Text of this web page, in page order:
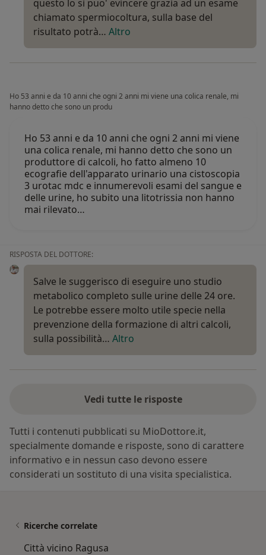
questo lo si puo' evincere grazia ad un esame
chiamato spermiocoltura, sulla base del
risultato potrà… Altro
Ho 53 anni e da 10 anni che ogni 2 anni mi viene una colica renale, mi
hanno detto che sono un produ
Ho 53 anni e da 10 anni che ogni 2 anni mi viene
una colica renale, mi hanno detto che sono un
produttore di calcoli, ho fatto almeno 10
ecografie dell'apparato urinario una cistoscopia
3 urotac mdc e innumerevoli esami del sangue e
delle urine, ho subito una litotrissia non hanno
mai rilevato…
RISPOSTA DEL DOTTORE:
Salve le suggerisco di eseguire uno studio
metabolico completo sulle urine delle 24 ore.
Le potrebbe essere molto utile specie nella
prevenzione della formazione di altri calcoli,
sulla possibilità… Altro
Vedi tutte le risposte
Tutti i contenuti pubblicati su MioDottore.it,
specialmente domande e risposte, sono di carattere
informativo e in nessun caso devono essere
considerati un sostituto di una visita specialistica.
Ricerche correlate
Città vicino Ragusa